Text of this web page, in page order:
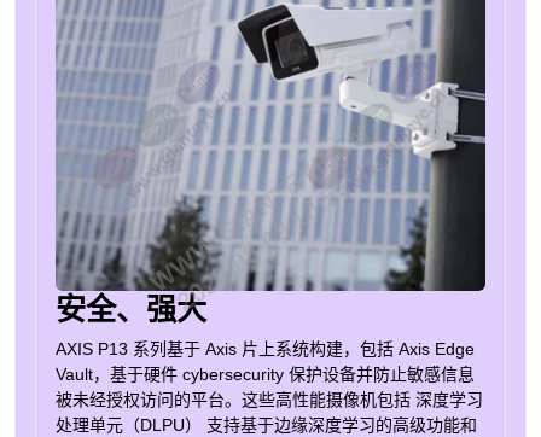
安全、强大
AXIS P13 系列基于 Axis 片上系统构建，包括 Axis Edge
Vault，基于硬件 cybersecurity 保护设备并防止敏感信息
被未经授权访问的平台。这些高性能摄像机包括 深度学习
处理单元（DLPU）
支持基于边缘深度学习的高级功能和
WWW.GIANTEYE.CN
2026-08-09 10:53:41